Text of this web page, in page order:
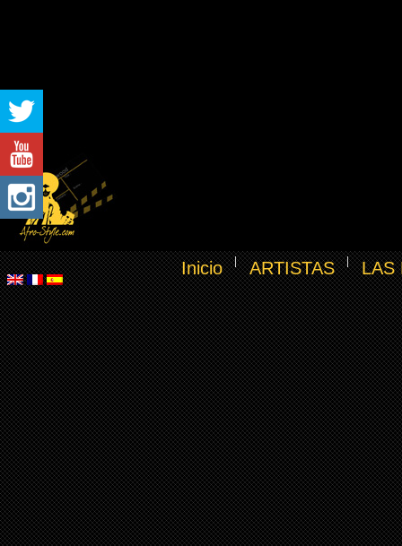
Inicio ARTISTAS LAS